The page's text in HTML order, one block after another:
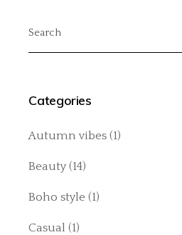
pagination
for:
Categories
Autumn vibes (1)
Beauty (14)
Boho style (1)
Casual (1)